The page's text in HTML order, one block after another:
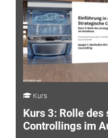
Kurs
Kurs 3: Rolle
Controllings im